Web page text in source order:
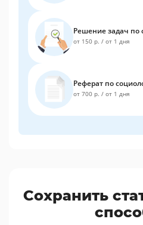
Решение задач по
от 150 р. / от 1 дня
Реферат по
от 700 р. / от 1 дня
Сохранить